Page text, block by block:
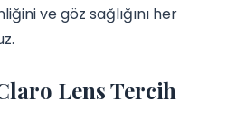
ve göz sağlığını her
Lens Tercih